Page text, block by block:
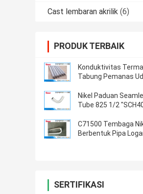
Cast lembaran akrilik (6)
PRODUK TERBAIK
Konduktivitas
Tabung Pemanas
1.4mm Panjang
Nikel Paduan
Tube 825 1/2
C71500 Tembaga
Berbentuk Pipa
SERTIFIKASI